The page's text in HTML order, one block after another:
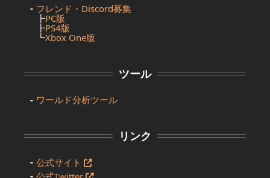
フレンド・Discord募集
┣PC版
┣PS4版
┗Xbox One版
ツール
ワールド分析ツール
リンク
公式サイト